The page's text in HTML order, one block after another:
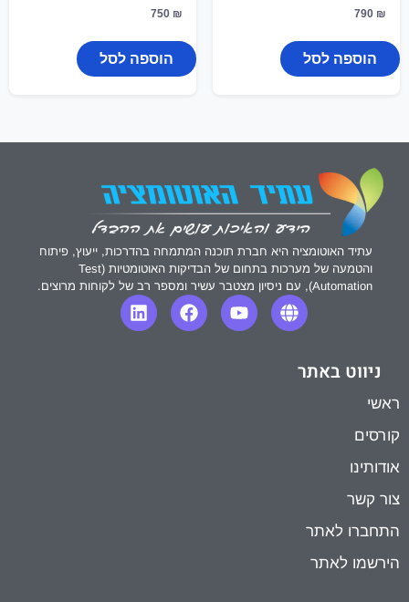
790 ₪
הוספה לסל
750 ₪
הוספה לסל
עתיד האוטומציה היא חברת תוכנה המתמחה בהדרכות, ייעוץ, פיתוח
והטמעה של מערכות בתחום של הבדיקות האוטומטיות (Test
Automation), עם ניסיון מצטבר עשיר ומספר רב של לקוחות מרוצים.
ניווט באתר
ראשי
קורסים
אודותינו
צור קשר
התחברו לאתר
הירשמו לאתר